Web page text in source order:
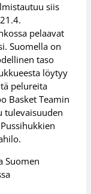
siis
pelaavat
Suomella on
taso
löytyy
pelureita
Basket Teamin
tulevaisuuden
Suomen